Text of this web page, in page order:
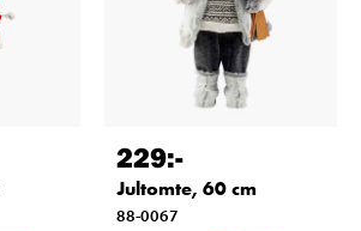
229:-
Jultomte, 60 cm
88-0067